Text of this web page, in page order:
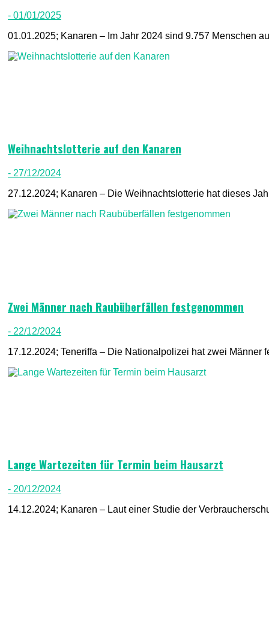
- 01/01/2025
01.01.2025; Kanaren – Im Jahr 2024 sind 9.757 Menschen
Weihnachtslotterie auf den Kanaren
- 27/12/2024
27.12.2024; Kanaren – Die Weihnachtslotterie hat dieses
Zwei Männer nach Raubüberfällen festgenommen
- 22/12/2024
17.12.2024; Teneriffa – Die Nationalpolizei hat zwei Männer
Lange Wartezeiten für Termin beim Hausarzt
- 20/12/2024
14.12.2024; Kanaren – Laut einer Studie der